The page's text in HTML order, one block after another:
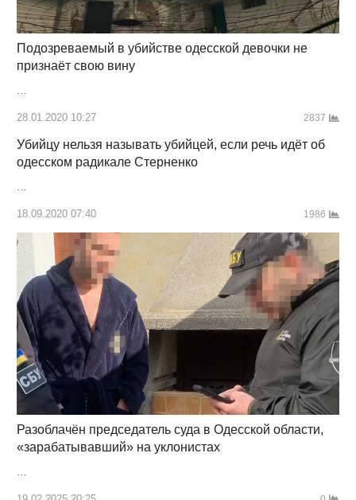
Подозреваемый в убийстве одесской девочки не
признаёт свою вину
…
28.01.2020 10:27 2837
Убийцу нельзя называть убийцей, если речь идёт об
одесском радикале Стерненко
…
18.09.2020 07:40 1986
Разоблачён председатель суда в Одесской области,
«зарабатывавший» на уклонистах